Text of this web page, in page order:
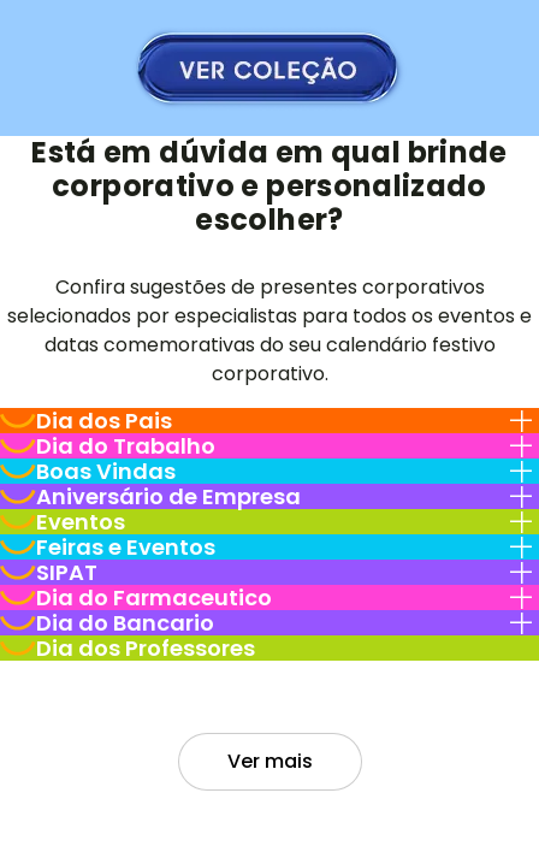
Está em dúvida em qual brinde
corporativo e personalizado
escolher?
Confira sugestões de presentes corporativos
selecionados por especialistas para todos os eventos e
datas comemorativas do seu calendário festivo
corporativo.
Dia dos Pais
Dia do Trabalho
Boas Vindas
Aniversário de Empresa
Eventos
Feiras e Eventos
SIPAT
Dia do Farmaceutico
Dia do Bancario
Dia dos Professores
Ver mais